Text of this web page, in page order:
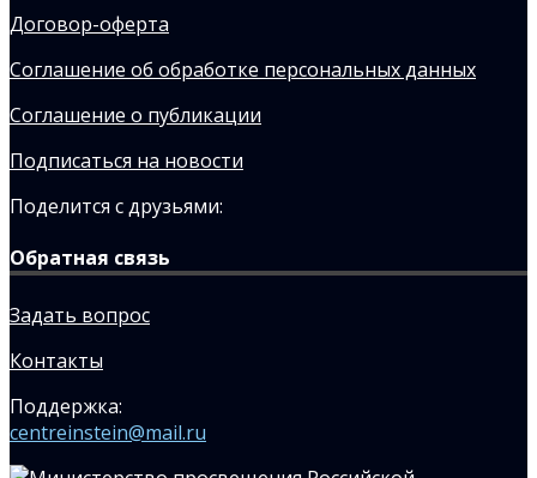
Договор-оферта
Соглашение об обработке персональных данных
Соглашение о публикации
Подписаться на новости
Поделится с друзьями:
Обратная связь
Задать вопрос
Контакты
Поддержка:
centreinstein@mail.ru